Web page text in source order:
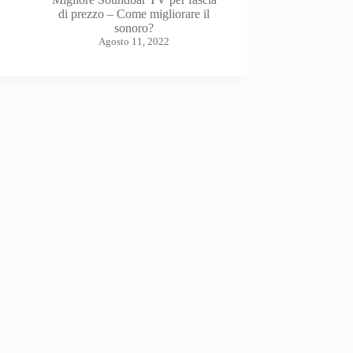
di prezzo – Come migliorare il
sonoro?
Agosto 11, 2022